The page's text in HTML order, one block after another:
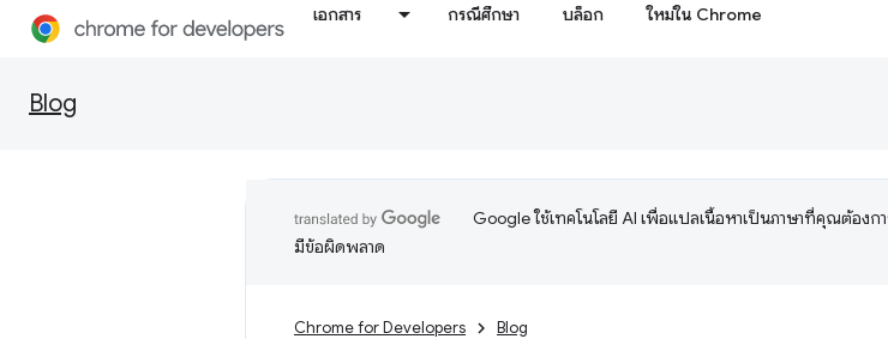
เอกสาร กรณีศึกษา บล็อก ใหม่ใน Chrome
Blog
Google ใช้เทคโนโลยี AI เพื่อแปลเนื้อหาเป็นภาษาที่คุณต้องก
มีข้อผิดพลาด
Chrome for Developers Blog